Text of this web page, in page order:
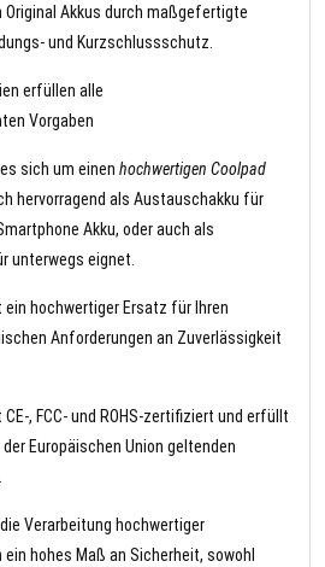
Akkus durch maßgefertigte
und Kurzschlussschutz.
erfüllen alle
Vorgaben
sich um einen hochwertigen Coolpad
hervorragend als Austauschakku für
Akku, oder auch als
unterwegs eignet.
ein hochwertiger Ersatz für Ihren
Anforderungen an Zuverlässigkeit
, FCC- und ROHS-zertifiziert und erfüllt
Europäischen Union geltenden
Verarbeitung hochwertiger
hohes Maß an Sicherheit, sowohl